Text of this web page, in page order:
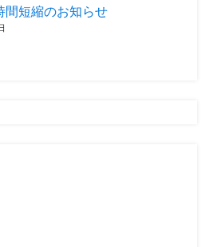
間短縮のお知らせ